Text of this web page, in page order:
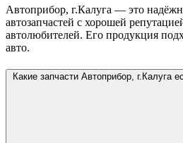
Автоприбор, г.Калуга — это
автозапчастей с хорошей
автолюбителей. Его продукция
авто.
Какие запчасти Автоприбор, г.Калуга